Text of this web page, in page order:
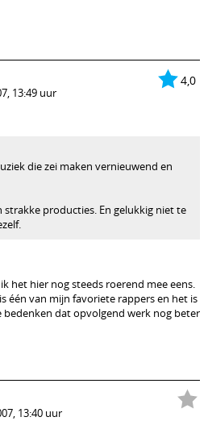
4,0
13:49 uur
die zei maken vernieuwend en
strakke producties. En gelukkig niet te
het hier nog steeds roerend mee eens.
één van mijn favoriete rappers en het is
bedenken dat opvolgend werk nog beter
13:40 uur